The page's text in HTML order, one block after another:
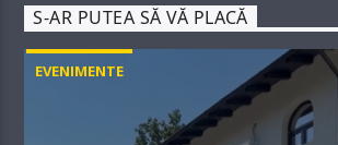
S-AR PUTEA SĂ VĂ PLACĂ
EVENIMENTE